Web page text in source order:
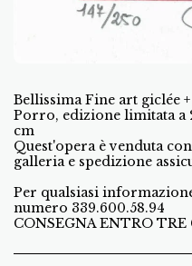
Bellissima Fine art giclée
Porro, edizione limitata a
cm
Quest'opera è venduta
galleria e spedizione
Per qualsiasi
numero 339.600.58.94
CONSEGNA ENTRO